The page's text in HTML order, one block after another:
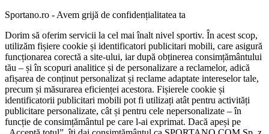
Sportano.ro - Avem grijă de confidențialitatea ta
Dorim să oferim servicii la cel mai înalt nivel sportiv. În acest scop,
utilizăm fișiere cookie și identificatori publicitari mobili, care asigură
funcționarea corectă a site-ului, iar după obținerea consimțământului
tău – și în scopuri analitice și de personalizare a reclamelor, adică
afișarea de conținut personalizat și reclame adaptate intereselor tale,
precum și măsurarea eficienței acestora. Fișierele cookie și
identificatorii publicitari mobili pot fi utilizați atât pentru activități
publicitare personalizate, cât și pentru cele nepersonalizate – în
funcție de consimțământul pe care l-ai exprimat. Dacă apeși pe